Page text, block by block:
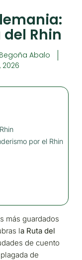
Rhin
Begoña Abalo
por el Rhin
más guardados
la Ruta del
de cuento
de